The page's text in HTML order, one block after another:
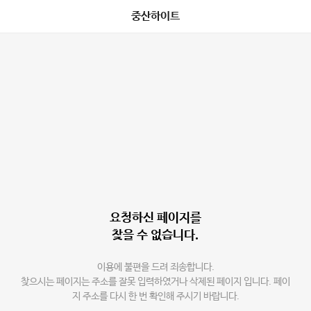
중산하이트
요청하신 페이지를
찾을 수 없습니다.
이용에 불편을 드려 죄송합니다.
찾으시는 페이지는 주소를 잘못 입력하였거나 삭제된 페이지 입니다. 페이
지 주소를 다시 한 번 확인해 주시기 바랍니다.